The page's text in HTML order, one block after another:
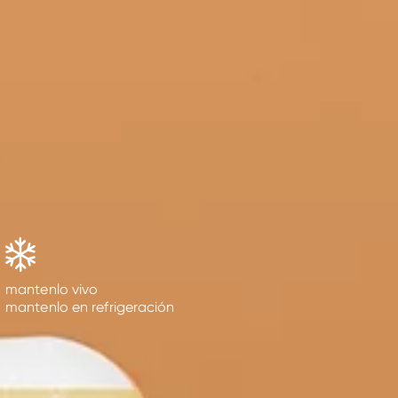
mantenlo vivo
mantenlo en refrigeración